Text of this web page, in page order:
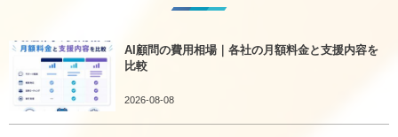
AI顧問の費用相場｜各社の月額料金と支援内容を
比較
2026-08-08